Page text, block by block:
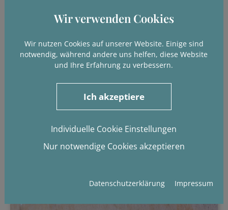
Wir verwenden Cookies
Wir nutzen Cookies auf unserer Website. Einige sind
notwendig, während andere uns helfen, diese Website
und Ihre Erfahrung zu verbessern.
Ich akzeptiere
Individuelle Cookie Einstellungen
Nur notwendige Cookies akzeptieren
Datenschutzerklärung Impressum